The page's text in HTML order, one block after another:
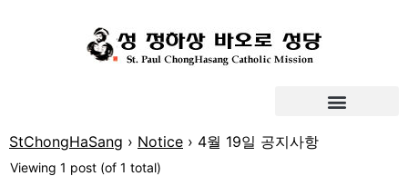
StChongHaSang › Notice › 4월 19일 공지사항
Viewing 1 post (of 1 total)